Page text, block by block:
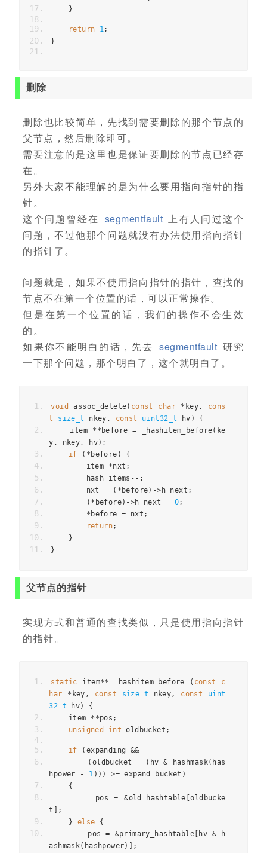
}
return 1;
}
删除
删除也比较简单，先找到需要删除的那个节点的
父节点，然后删除即可。
需要注意的是这里也是保证要删除的节点已经存
在。
另外大家不能理解的是为什么要用指向指针的指
针。
这个问题曾经在 segmentfault 上有人问过这个
问题，不过他那个问题就没有办法使用指向指针
的指针了。
问题就是，如果不使用指向指针的指针，查找的
节点不在第一个位置的话，可以正常操作。
但是在第一个位置的话，我们的操作不会生效
的。
如果你不能明白的话，先去 segmentfault 研究
一下那个问题，那个明白了，这个就明白了。
void assoc_delete( const char * key,
cons
t
size_t nkey , const uint32_t hv )
{
    item
** before = _hashitem_before( ke
y , nkey, hv);
if
(* before )
{
        item
*nxt ;
        hash_items
--;
        nxt
= (* before)-> h_next ;
(* before)->h_next = 0;
* before = nxt ;
return;
}
}
父节点的指针
实现方式和普通的查找类似，只是使用指向指针
的指针。
static item** _hashitem_before ( const
c
har
* key , const size_t nkey, const
uint
32_t hv)
{
    item
**pos ;
unsigned
int oldbucket ;
if ( expanding &&
( oldbucket = ( hv & hashmask( has
hpower
- 1 ))) >= expand_bucket )
{
        pos
= &old_hashtable [oldbucke
t
];
}
else
{
        pos
= &primary_hashtable[ hv & h
ashmask( hashpower)];